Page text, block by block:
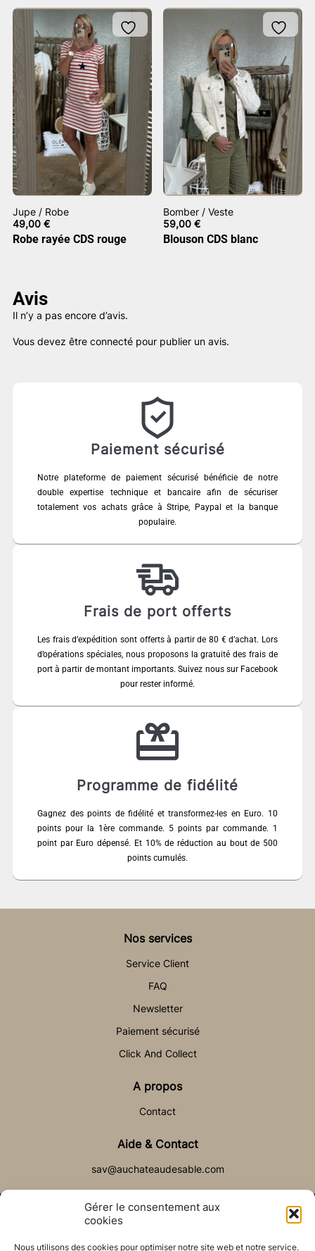
Gérer le consentement aux
cookies
Nous utilisons des cookies pour optimiser notre site web et notre service.
Jupe / Robe
49,00 €
Robe rayée CDS rouge
Bomber / Veste
59,00€
Blouson CDS blanc
Avis
Il n’y a pas encore d’avis.
Vous devez être connecté pour publier un avis.
Paiement sécurisé
Notre plateforme de paiement sécurisé bénéficie de notre
double expertise technique et bancaire afin de sécuriser
totalement vos achats grâce à Stripe, Paypal et la banque
populaire.
Frais de port offerts
Les frais d’expédition sont offerts à partir de 80 € d’achat. Lors
d’opérations spéciales, nous proposons la gratuité des frais de
port à partir de montant importants. Suivez nous sur Facebook
pour rester informé.
Programme de fidélité
Gagnez des points de fidélité et transformez-les en Euro. 10
points pour la 1ère commande. 5 points par commande. 1
point par Euro dépensé. Et 10% de réduction au bout de 500
points cumulés.
Nos services
Service Client
FAQ
Newsletter
Paiement sécurisé
Click And Collect
A propos
Contact
Aide & Contact
sav@auchateaudesable.com